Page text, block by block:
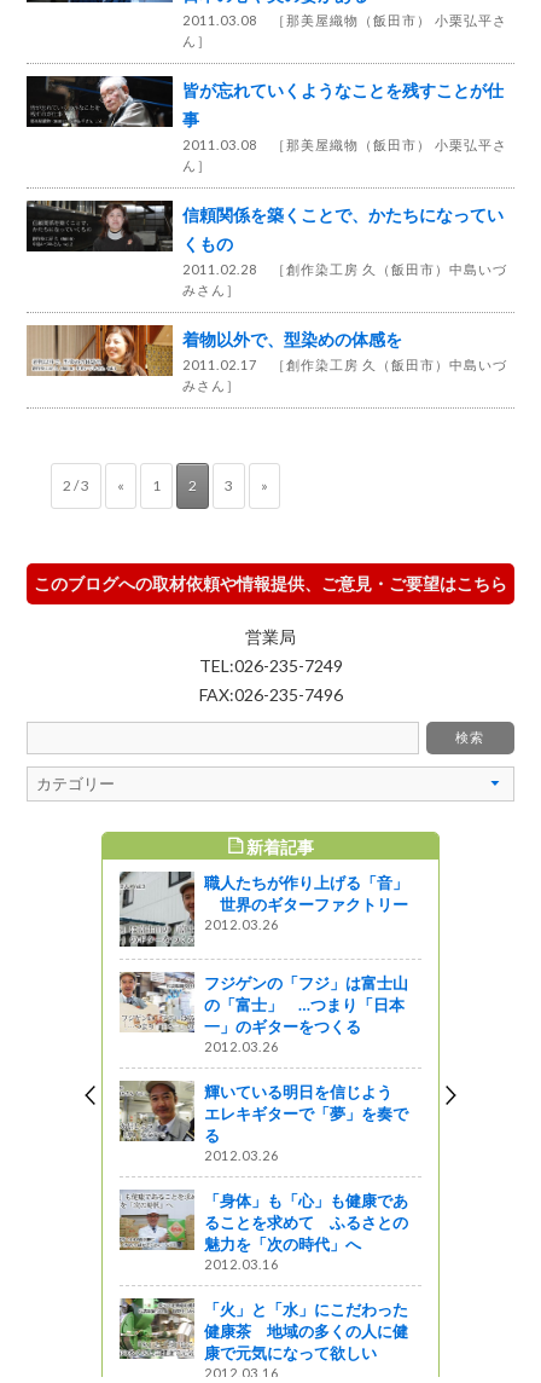
2011.03.08 ［那美屋織物（飯田市） 小栗弘平さ
ん ］
皆が忘れていくようなことを残すことが仕
事
2011.03.08 ［那美屋織物（飯田市） 小栗弘平さ
ん ］
信頼関係を築くことで、かたちになってい
くもの
2011.02.28 ［創作染工房 久（飯田市）中島いづ
みさん ］
着物以外で、型染めの体感を
2011.02.17 ［創作染工房 久（飯田市）中島いづ
みさん ］
2 / 3 « 1 2 3 »
このブログへの取材依頼や情報提供、ご意見・ご要望はこちら
営業局
TEL:026-235-7249
FAX:026-235-7496
新着記事
職人たちが作り上げる「音」
世界のギターファクトリー
2012.03.26
フジゲンの「フジ」は富士山
の「富士」 …つまり「日本
一」のギターをつくる
2012.03.26
輝いている明日を信じよう
エレキギターで「夢」を奏で
る
2012.03.26
「身体」も「心」も健康であ
ることを求めて ふるさとの
魅力を「次の時代」へ
2012.03.16
「火」と「水」にこだわった
健康茶 地域の多くの人に健
康で元気になって欲しい
2012.03.16